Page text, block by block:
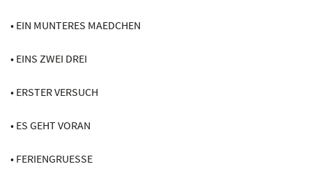
• EIN MUNTERES MAEDCHEN
• EINS ZWEI DREI
• ERSTER VERSUCH
• ES GEHT VORAN
• FERIENGRUESSE